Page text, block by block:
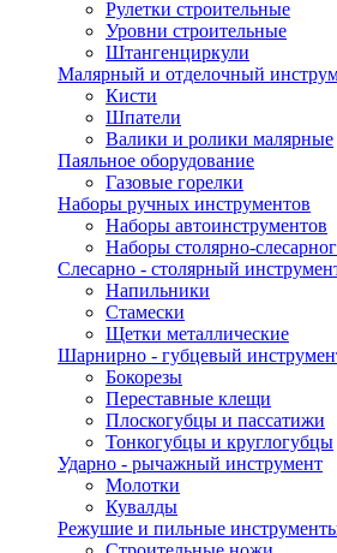
Рулетки строительные
Уровни строительные
Штангенциркули
Малярный и отделочный
Кисти
Шпатели
Валики и ролики малярные
Паяльное оборудование
Газовые горелки
Наборы ручных инструментов
Наборы автоинструментов
Наборы столярно-
Слесарно - столярный
Напильники
Стамески
Щетки металлические
Шарнирно - губцевый
Бокорезы
Переставные клещи
Плоскогубцы и пассатижи
Тонкогубцы и круглогубцы
Ударно - рычажный инструмент
Молотки
Кувалды
Режушие и пильные